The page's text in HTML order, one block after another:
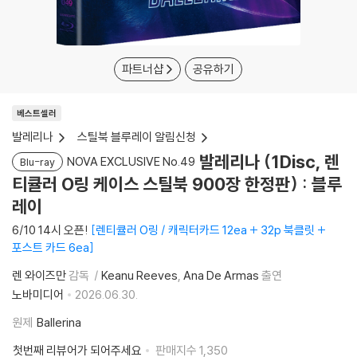
파트너샵 공유하기
베스트셀러
발레리나 스틸북 블루레이 알림신청
Blu-ray NOVA EXCLUSIVE No.49 발레리나 (1Disc, 렌
티큘러 O링 케이스 스틸북 900장 한정판) : 블루
레이
6/10 14시 오픈!
렌티큘러 O링 / 캐릭터카드 12ea + 32p 북클릿 +
포스트 카드 6ea
렌 와이즈만감독 Keanu Reeves Ana De Armas 출연
노바미디어
2026.06.30.
원제 Ballerina
첫번째 리뷰어가 되어주세요
판매지수 1,350